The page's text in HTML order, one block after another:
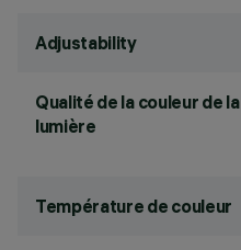
Adjustability
Qualité de la couleur de la
lumière
Température de couleur